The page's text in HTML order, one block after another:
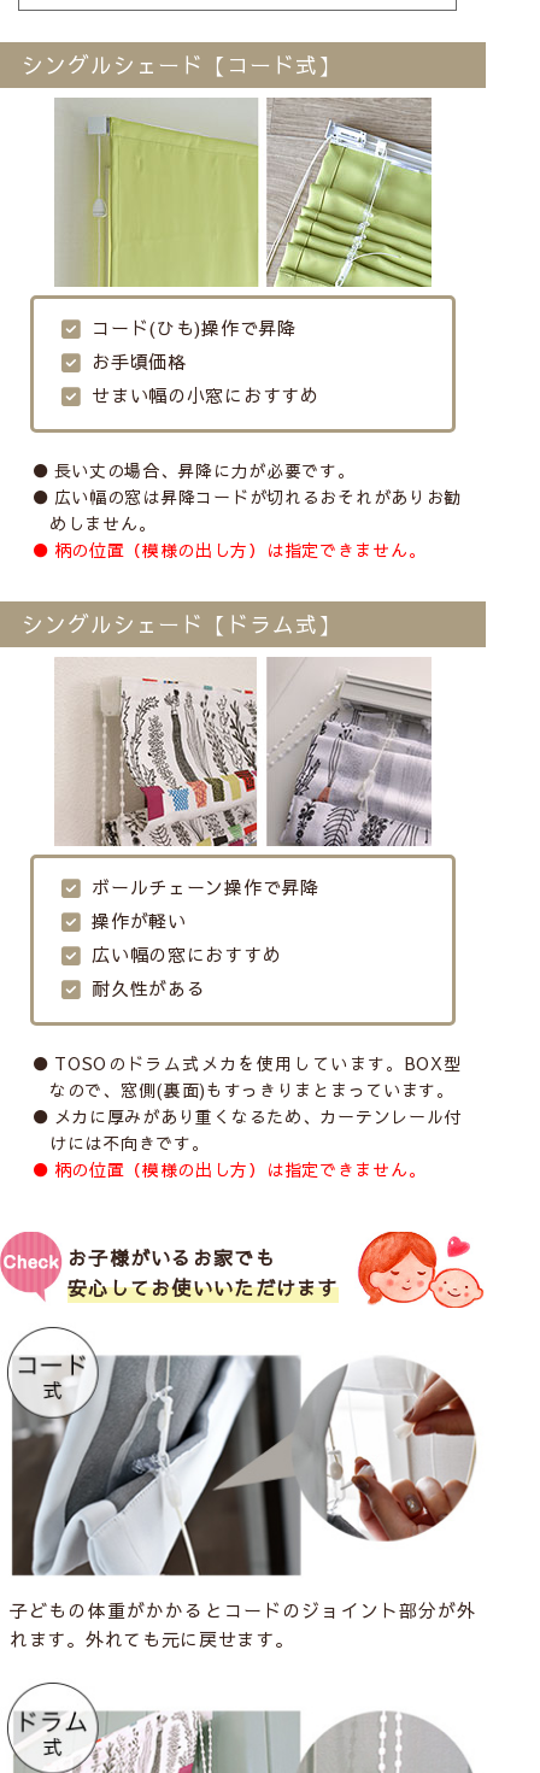
シングルシェード【コード式】
コード(ひも)操作で昇降
お手頃価格
せまい幅の小窓におすすめ
長い丈の場合、昇降に力が必要です。
広い幅の窓は昇降コードが切れるおそれがありお勧
めしません。
柄の位置（模様の出し方）は指定できません。
シングルシェード【ドラム式】
ボールチェーン操作で昇降
操作が軽い
広い幅の窓におすすめ
耐久性がある
TOSOのドラム式メカを使用しています。BOX型
なので、窓側(裏面)もすっきりまとまっています。
メカに厚みがあり重くなるため、カーテンレール付
けには不向きです。
柄の位置（模様の出し方）は指定できません。
お子様がいるお家でも
安心してお使いいただけます
子どもの体重がかかるとコードのジョイント部分が外
れます。外れても元に戻せます。